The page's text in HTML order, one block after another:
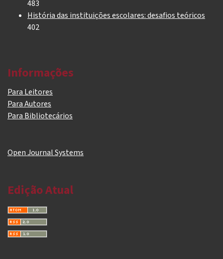
483
História das instituições escolares: desafios teóricos
402
Informações
Para Leitores
Para Autores
Para Bibliotecários
Open Journal Systems
Edição Atual